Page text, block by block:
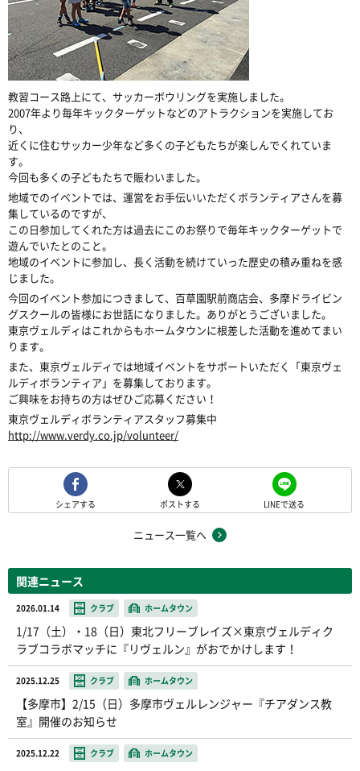
教習コース路上にて、サッカーボウリングを実施しました。
2007年より毎年キックターゲットなどのアトラクションを実施してお
り、
近くに住むサッカー少年など多くの子どもたちが楽しんでくれていま
す。
今回も多くの子どもたちで賑わいました。
地域でのイベントでは、運営をお手伝いいただくボランティアさんを募
集しているのですが、
この日参加してくれた方は過去にこのお祭りで毎年キックターゲットで
遊んでいたとのこと。
地域のイベントに参加し、長く活動を続けていった歴史の積み重ねを感
じました。
今回のイベント参加につきまして、百草園駅前商店会、多摩ドライビン
グスクールの皆様にお世話になりました。ありがとうございました。
東京ヴェルディはこれからもホームタウンに根差した活動を進めてまい
ります。
また、東京ヴェルディでは地域イベントをサポートいただく「東京ヴェ
ルディボランティア」を募集しております。
ご興味をお持ちの方はぜひご応募ください！
東京ヴェルディボランティアスタッフ募集中
http://www.verdy.co.jp/volunteer/
シェアする ポストする LINEで送る
ニュース一覧へ
関連ニュース
2026.01.14 クラブ ホームタウン
1/17（土）・18（日）東北フリーブレイズ×東京ヴェルディク
ラブコラボマッチに『リヴェルン』がおでかけします！
2025.12.25 クラブ ホームタウン
【多摩市】2/15（日）多摩市ヴェルレンジャー『チアダンス教
室』開催のお知らせ
2025.12.22 クラブ ホームタウン